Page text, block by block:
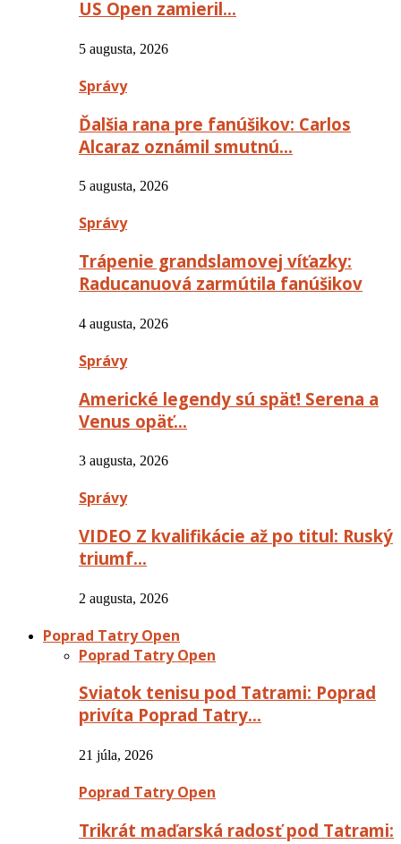
US Open zamieril…
5 augusta, 2026
Správy
Ďalšia rana pre fanúšikov: Carlos
Alcaraz oznámil smutnú…
5 augusta, 2026
Správy
Trápenie grandslamovej víťazky:
Raducanuová zarmútila fanúšikov
4 augusta, 2026
Správy
Americké legendy sú späť! Serena a
Venus opäť…
3 augusta, 2026
Správy
VIDEO Z kvalifikácie až po titul: Ruský
triumf…
2 augusta, 2026
Poprad Tatry Open
Poprad Tatry Open
Sviatok tenisu pod Tatrami: Poprad
privíta Poprad Tatry…
21 júla, 2026
Poprad Tatry Open
Trikrát maďarská radosť pod Tatrami: